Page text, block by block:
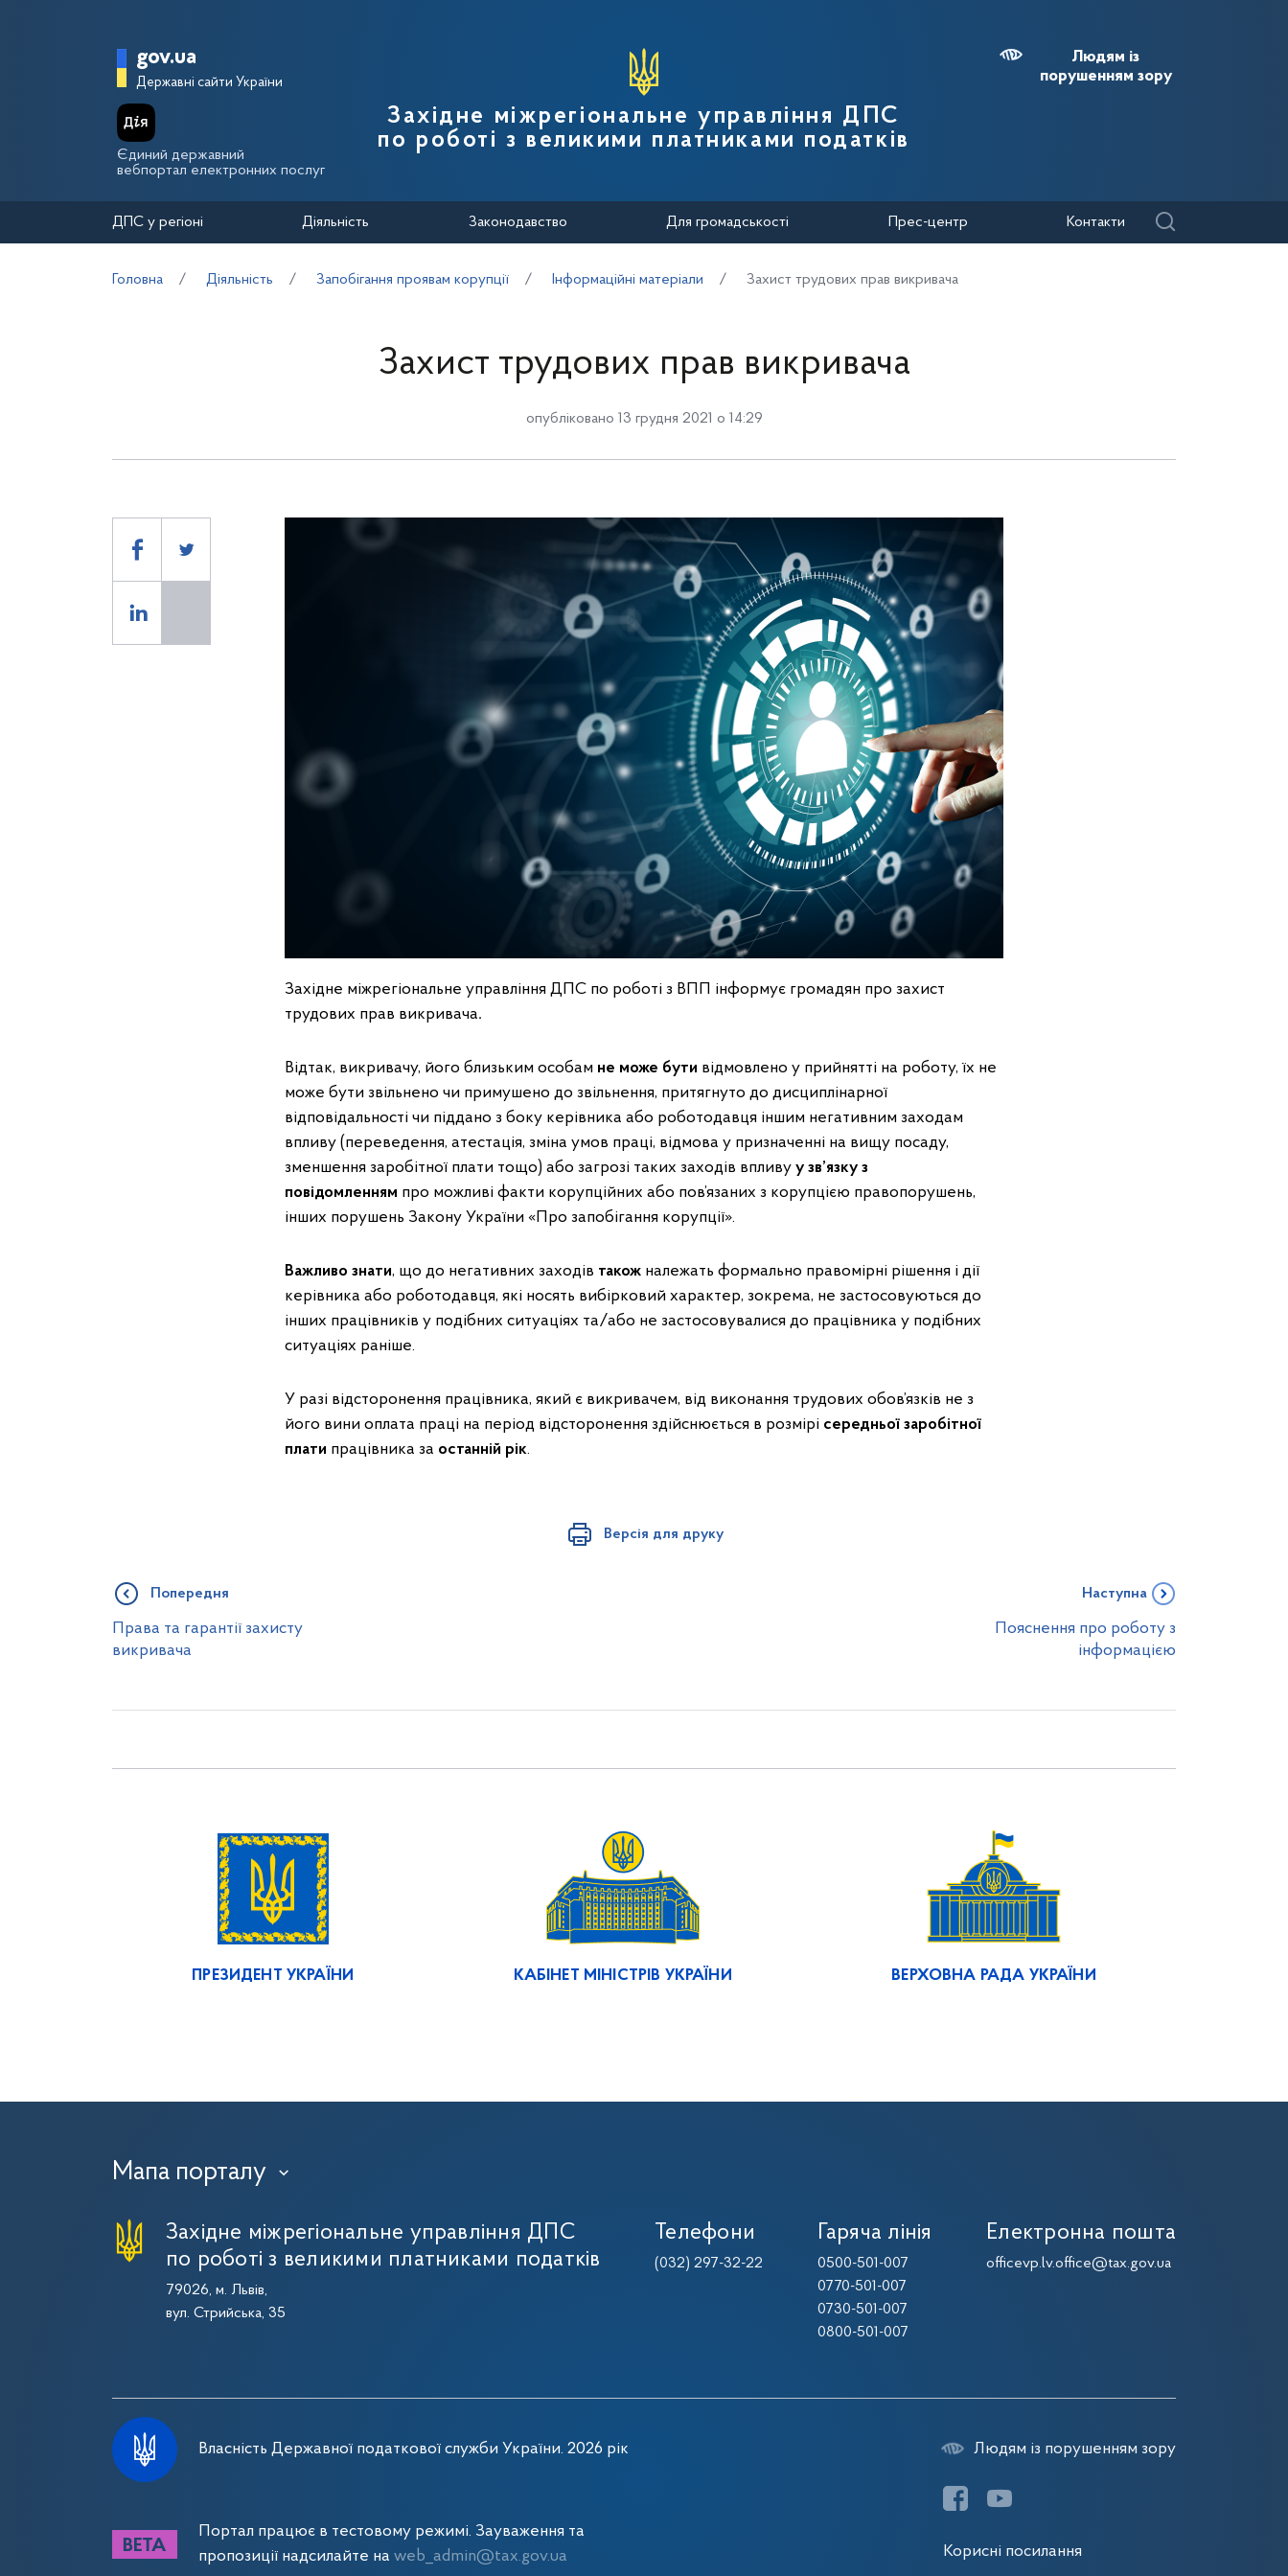
Головна сторінка Державної податкової служби України
gov.ua
Державні сайти України
Єдиний державний
вебпортал електронних послуг
Західне міжрегіональне управління ДПС
по роботі з великими платниками податків
Людям із
порушенням зору
ДПС у регіоні Діяльність Законодавство Для громадськості Прес-центр Контакти
Головна Діяльність Запобігання проявам корупції Інформаційні матеріали Захист трудових прав викривача
Захист трудових прав викривача
опубліковано 13 грудня 2021 о 14:29
Західне міжрегіональне управління ДПС по роботі з ВПП інформує громадян про захист
трудових прав викривача.
Відтак, викривачу, його близьким особам не може бути відмовлено у прийнятті на роботу, їх не
може бути звільнено чи примушено до звільнення, притягнуто до дисциплінарної
відповідальності чи піддано з боку керівника або роботодавця іншим негативним заходам
впливу (переведення, атестація, зміна умов праці, відмова у призначенні на вищу посаду,
зменшення заробітної плати тощо) або загрозі таких заходів впливу у зв’язку з
повідомленням про можливі факти корупційних або пов’язаних з корупцією правопорушень,
інших порушень Закону України «Про запобігання корупції».
Важливо знати, що до негативних заходів також належать формально правомірні рішення і дії
керівника або роботодавця, які носять вибірковий характер, зокрема, не застосовуються до
інших працівників у подібних ситуаціях та/або не застосовувалися до працівника у подібних
ситуаціях раніше.
У разі відсторонення працівника, який є викривачем, від виконання трудових обов’язків не з
його вини оплата праці на період відсторонення здійснюється в розмірі середньої заробітної
плати працівника за останній рік.
Версія для друку
Попередня
Права та гарантії захисту
викривача
Наступна
Пояснення про роботу з
інформацією
ПРЕЗИДЕНТ УКРАЇНИ КАБІНЕТ МІНІСТРІВ УКРАЇНИ ВЕРХОВНА РАДА УКРАЇНИ
Мапа порталу ›
Західне міжрегіональне управління ДПС
по роботі з великими платниками податків
79026, м. Львів,
вул. Стрийська, 35
Телефони
(032) 297-32-22
Гаряча лінія
0500-501-007
0770-501-007
0730-501-007
0800-501-007
Електронна пошта
officevp.lv.office@tax.gov.ua
Власність Державної податкової служби України. 2026 рік
Портал працює в тестовому режимі. Зауваження та
пропозиції надсилайте на web_admin@tax.gov.ua
Людям із порушенням зору
Корисні посилання